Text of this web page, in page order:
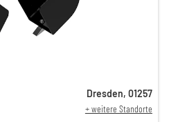
Dresden, 01257
+ weitere Standorte